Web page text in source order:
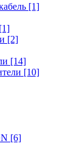
[1]
[1]
[2]
[14]
[10]
[6]